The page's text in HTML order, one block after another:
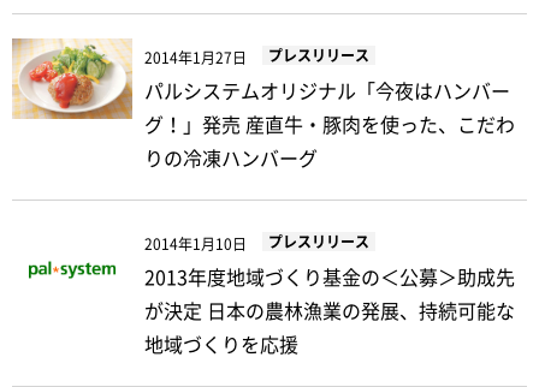
2014年1月27日 プレスリリース
パルシステムオリジナル「今夜はハンバー
グ！」発売 産直牛・豚肉を使った、こだわ
りの冷凍ハンバーグ
2014年1月10日 プレスリリース
2013年度地域づくり基金の＜公募＞助成先
が決定 日本の農林漁業の発展、持続可能な
地域づくりを応援